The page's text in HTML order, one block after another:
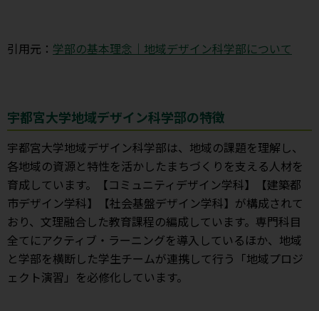
引用元： 学部の基本理念｜地域デザイン科学部について
宇都宮大学地域デザイン科学部の特徴
宇都宮大学地域デザイン科学部は、地域の課題を理解し、
各地域の資源と特性を活かしたまちづくりを支える人材を
育成しています。【コミュニティデザイン学科】【建築都
市デザイン学科】【社会基盤デザイン学科】が構成されて
おり、文理融合した教育課程の編成しています。専門科目
全てにアクティブ・ラーニングを導入しているほか、地域
と学部を横断した学生チームが連携して行う「地域プロジ
ェクト演習」を必修化しています。